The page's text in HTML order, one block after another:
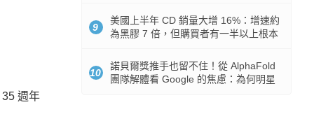
週年
9
美國上半年 CD 銷量大增 16%：增速約
為黑膠 7 倍，但購買者有一半以上根本
10
諾貝爾獎推手也留不住！從 AlphaFold
團隊解體看 Google 的焦慮：為何明星